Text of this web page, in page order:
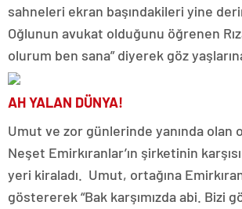
sahneleri ekran başındakileri yine
Oğlunun avukat olduğunu öğrenen
olurum ben sana” diyerek göz
AH YALAN DÜNYA!
Umut ve zor günlerinde yanında olan
Neşet Emirkıranlar’ın şirketinin
yeri kiraladı. Umut, ortağına
göstererek “Bak karşımızda abi. Bizi